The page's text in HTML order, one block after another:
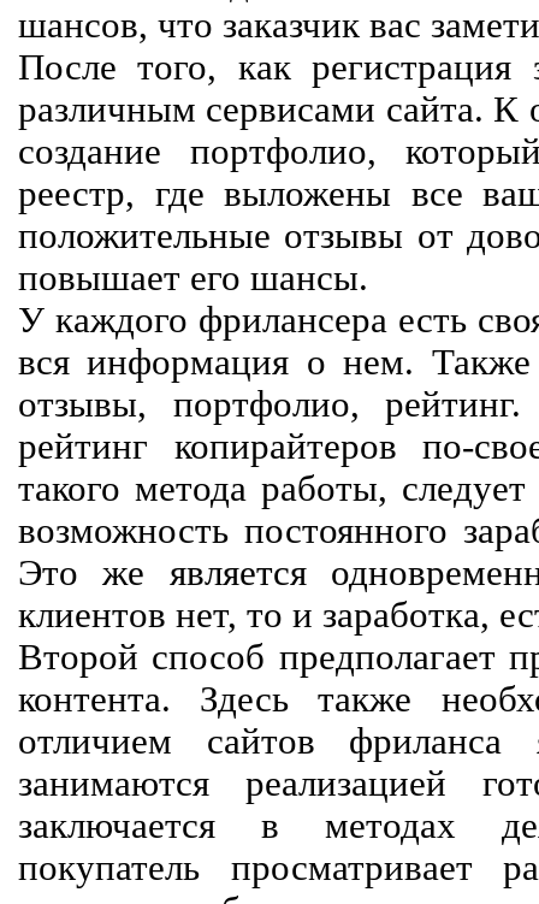
шансов, что заказчик вас
После того, как регистрация
различным сервисами сайта. К
создание портфолио,
реестр, где выложены все
положительные отзывы от
повышает его шансы.
У каждого фрилансера есть
вся информация о нем. Также
отзывы, портфолио,
рейтинг копирайтеров по-
такого метода работы,
возможность постоянного
Это же является
клиентов нет, то и заработка,
Второй способ предполагает
контента. Здесь также
отличием сайтов
занимаются реализацией
заключается в методах
покупатель просматривает